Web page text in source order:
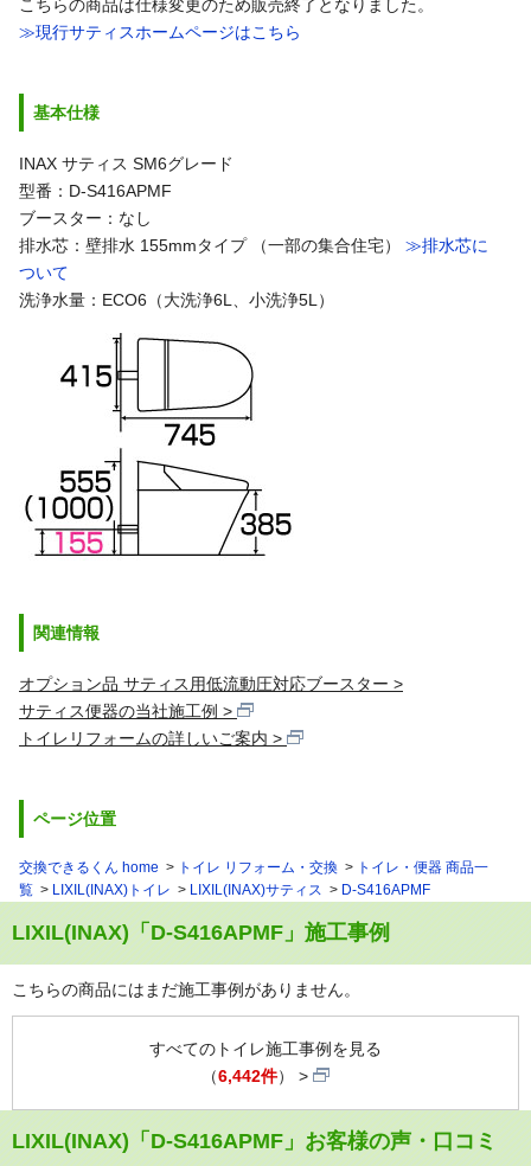
こちらの商品は仕様変更のため販売終了となりました。
≫現行サティスホームページはこちら
基本仕様
INAX サティス SM6グレード
型番：D-S416APMF
ブースター：なし
排水芯：壁排水 155mmタイプ （一部の集合住宅） ≫排水芯に
ついて
洗浄水量：ECO6（大洗浄6L、小洗浄5L）
関連情報
オプション品 サティス用低流動圧対応ブースター
サティス便器の当社施工例
トイレリフォームの詳しいご案内
ページ位置
交換できるくん home トイレ リフォーム・交換
トイレ・便器 商品一
覧
LIXIL(INAX)トイレ LIXIL(INAX)サティス D-S416APMF
LIXIL(INAX)「D-S416APMF」施工事例
こちらの商品にはまだ施工事例がありません。
すべてのトイレ施工事例を見る
（6,442件）
LIXIL(INAX)「D-S416APMF」お客様の声・口コミ